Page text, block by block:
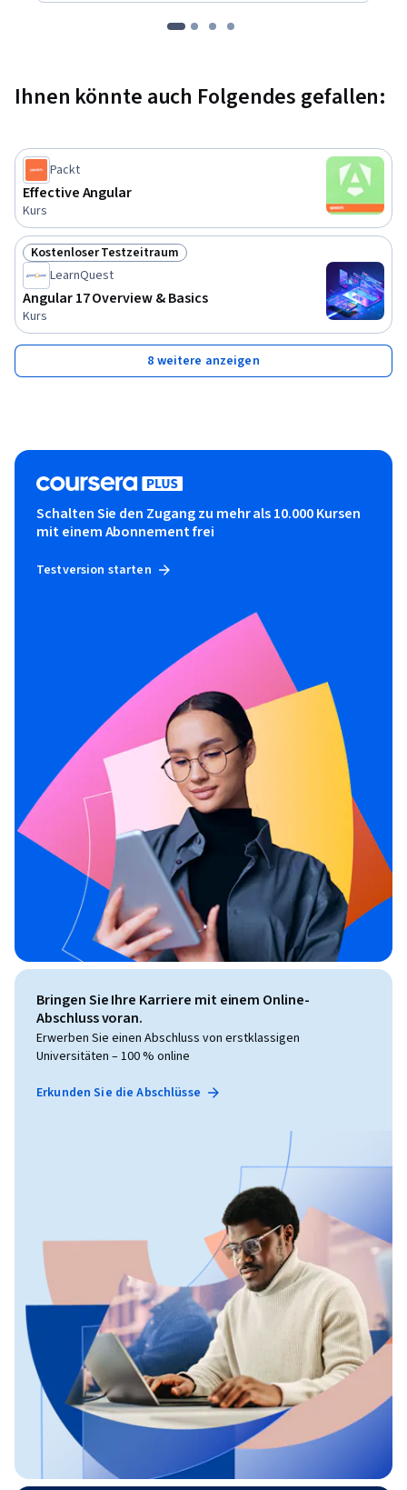
Ihnen könnte auch Folgendes gefallen:
Packt
Effective Angular
Kurs
Status: Kostenloser Testzeitraum
Kostenloser Testzeitraum
LearnQuest
Angular 17 Overview & Basics
Kurs
8 weitere anzeigen
Schalten Sie den Zugang zu mehr als 10.000 Kursen
mit einem Abonnement frei
Testversion starten
Bringen Sie Ihre Karriere mit einem Online-
Abschluss voran.
Erwerben Sie einen Abschluss von erstklassigen
Universitäten – 100 % online
Erkunden Sie die Abschlüsse